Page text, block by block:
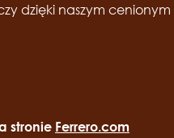
dzięki naszym cenionym
stronie Ferrero.com